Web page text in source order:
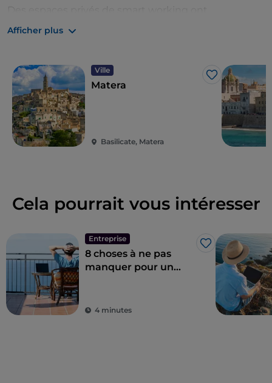
également été créés
queSouth Working Petralia Sottana
South
WorkingCastelbuono, tous deux dans les Madonie.
Les exemples cités ne doivent pas être considérés
comme de simples espaces de travail partagés, mais
comme de véritables lieux de collaboration,
Afficher plus
Ville
J’aime
Matera
Basilicate, Matera
Cela pourrait vous intéresser
Entreprise
J’aime
8 choses à ne pas
manquer pour un
4 minutes